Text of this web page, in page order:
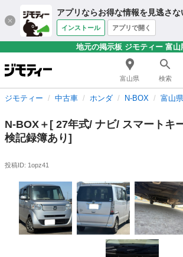
アプリならお得な情報を見逃さな
インストール アプリで開く
地元の掲示板 ジモティー 富山
富山県 検索
ジモティー 中古車 ホンダ N-BOX 富山
N-BOX＋[ 27年式/ ナビ/ スマートキ
検記録簿あり]
投稿ID: 1opz41